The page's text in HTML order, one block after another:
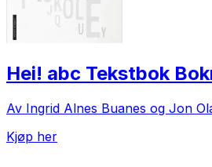
Hei! abc Tekstbok
Av Ingrid Alnes Buanes og Jon
Kjøp her